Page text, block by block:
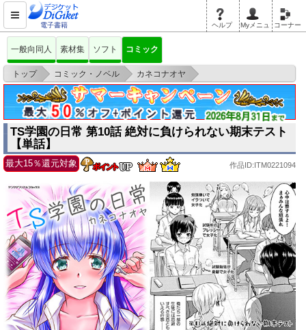
電子書籍 ヘルプ Myメニュ コーナー
一般向同人 素材集 ソフト コミック
トップ > コミック・ノベル > カネコナオヤ
>
TS学園の日常 第10話 絶対に負けられない期末テスト【単話】
TS学園の日常 第10話 絶対に負けられない期末テスト
【単話】
最大15％還元対象 作品ID:ITM0221094